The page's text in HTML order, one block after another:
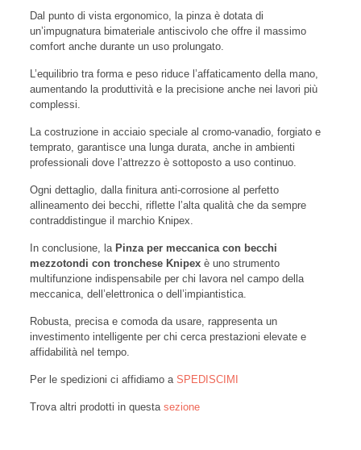
Dal punto di vista ergonomico, la pinza è dotata di
un’impugnatura bimateriale antiscivolo che offre il massimo
comfort anche durante un uso prolungato.
L’equilibrio tra forma e peso riduce l’affaticamento della mano,
aumentando la produttività e la precisione anche nei lavori più
complessi.
La costruzione in acciaio speciale al cromo-vanadio, forgiato e
temprato, garantisce una lunga durata, anche in ambienti
professionali dove l’attrezzo è sottoposto a uso continuo.
Ogni dettaglio, dalla finitura anti-corrosione al perfetto
allineamento dei becchi, riflette l’alta qualità che da sempre
contraddistingue il marchio Knipex.
In conclusione, la Pinza per meccanica con becchi
mezzotondi con tronchese Knipexè uno strumento
multifunzione indispensabile per chi lavora nel campo della
meccanica, dell’elettronica o dell’impiantistica.
Robusta, precisa e comoda da usare, rappresenta un
investimento intelligente per chi cerca prestazioni elevate e
affidabilità nel tempo.
Per le spedizioni ci affidiamo a SPEDISCIMI
Trova altri prodotti in questa sezione